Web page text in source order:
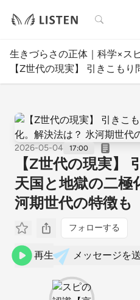
検索
生きづらさの正体｜科学×ス
【Z世代の現実】 引きこもり
2026-05-04 17:00
【Z世代の現実】
天国と地獄の二極
河期世代の特徴も
フォローする
再生 メッセージを